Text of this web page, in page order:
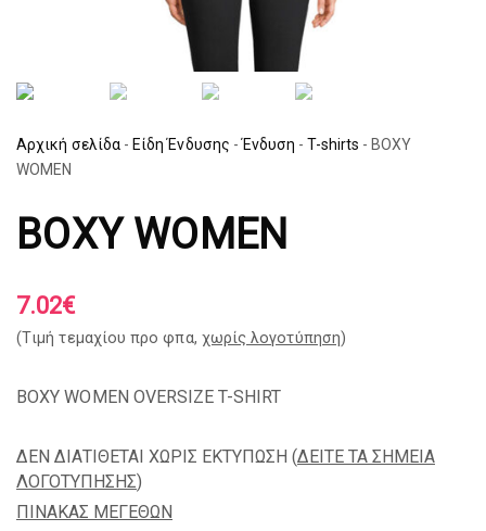
Αρχική σελίδα - Είδη Ένδυσης - Ένδυση - T-shirts - BOXY
WOMEN
BOXY WOMEN
7.02€
(Tιμή τεμαχίου προ φπα, χωρίς λογοτύπηση)
BOXY WOMEN OVERSIZE T-SHIRT
ΔΕΝ ΔΙΑΤΙΘΕΤΑΙ ΧΩΡΙΣ ΕΚΤΥΠΩΣΗ (ΔΕΙΤΕ ΤΑ ΣΗΜΕΙΑ
ΛΟΓΟΤΥΠΗΣΗΣ)
ΠΙΝΑΚΑΣ ΜΕΓΕΘΩΝ